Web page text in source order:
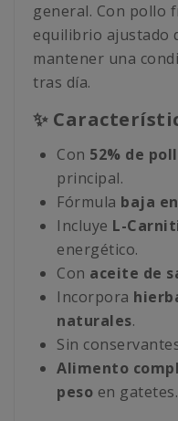
general. Con pollo
equilibrio ajustado
mantener una
tras día.
✨
Con 52% de
principal.
Fórmula baja
Incluye L-
energético.
Con aceite de
Incorpora
naturales.
Sin
Alimento
peso en gatetes.